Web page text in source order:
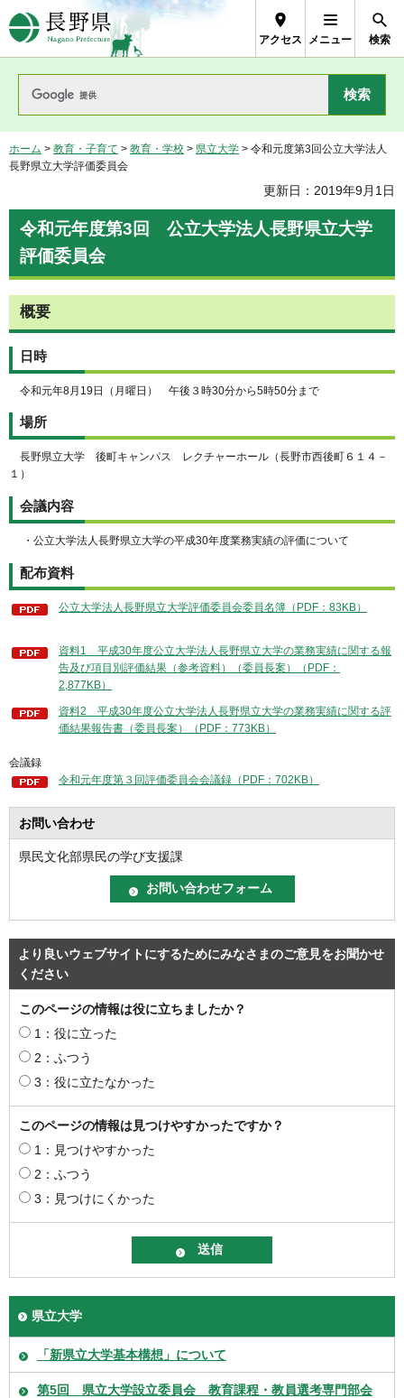
長野県Nagano Prefecture
アクセス メニュー 検索
ホーム > 教育・子育て > 教育・学校 > 県立大学 > 令和元度第3回公立大学法人
長野県立大学評価委員会
更新日：2019年9月1日
令和元年度第3回 公立大学法人長野県立大学
評価委員会
概要
日時
令和元年8月19日（月曜日） 午後３時30分から5時50分まで
場所
長野県立大学 後町キャンパス レクチャーホール（長野市西後町６１４－
１）
会議内容
・公立大学法人長野県立大学の平成30年度業務実績の評価について
配布資料
公立大学法人長野県立大学評価委員会委員名簿（PDF：83KB）
資料1 平成30年度公立大学法人長野県立大学の業務実績に関する報
告及び項目別評価結果（参考資料）（委員長案）（PDF：
2,877KB）
資料2 平成30年度公立大学法人長野県立大学の業務実績に関する評
価結果報告書（委員長案）（PDF：773KB）
会議録
令和元年度第３回評価委員会会議録（PDF：702KB）
お問い合わせ
県民文化部県民の学び支援課
より良いウェブサイトにするためにみなさまのご意見をお聞かせ
ください
このページの情報は役に立ちましたか？
1：役に立った
2：ふつう
3：役に立たなかった
このページの情報は見つけやすかったですか？
1：見つけやすかった
2：ふつう
3：見つけにくかった
県立大学
「新県立大学基本構想」について
第5回 県立大学設立委員会 教育課程・教員選考専門部会